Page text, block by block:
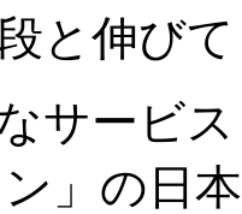
と伸び
サービス
」の日